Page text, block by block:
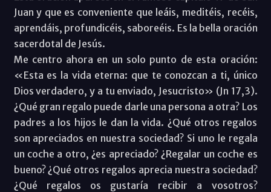
Juan y que es conveniente que leáis, meditéis, recéis,
aprendáis, profundicéis, saboreéis. Es la bella oración
sacerdotal de Jesús.
Me centro ahora en un solo punto de esta oración:
«Esta es la vida eterna: que te conozcan a ti, único
Dios verdadero, y a tu enviado, Jesucristo» (Jn 17,3).
¿Qué gran regalo puede darle una persona a otra? Los
padres a los hijos le dan la vida. ¿Qué otros regalos
son apreciados en nuestra sociedad? Si uno le regala
un coche a otro, ¿es apreciado? ¿Regalar un coche es
bueno? ¿Qué otros regalos aprecia nuestra sociedad?
¿Qué regalos os gustaría recibir a vosotros?